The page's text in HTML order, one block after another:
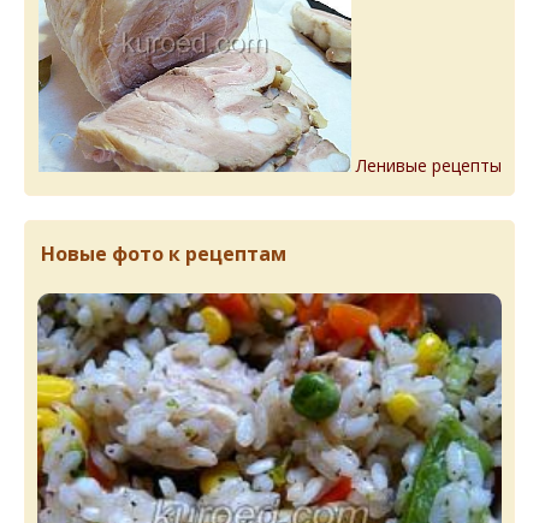
Ленивые рецепты
Новые фото к рецептам